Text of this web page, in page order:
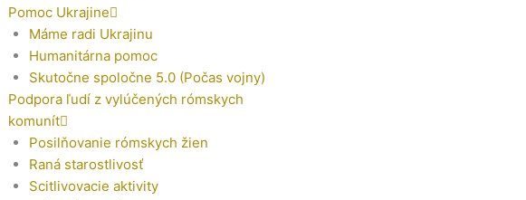
Pomoc Ukrajine
Máme radi Ukrajinu
Humanitárna pomoc
Skutočne spoločne 5.0 (Počas vojny)
Podpora ľudí z vylúčených rómskych
komunít
Posilňovanie rómskych žien
Raná starostlivosť
Scitlivovacie aktivity